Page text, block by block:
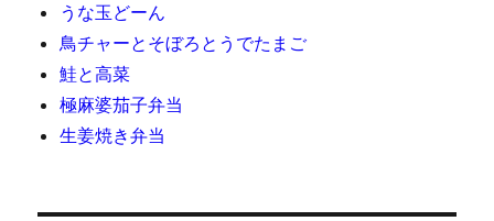
うな玉どーん
鳥チャーとそぼろとうでたまご
鮭と高菜
極麻婆茄子弁当
生姜焼き弁当